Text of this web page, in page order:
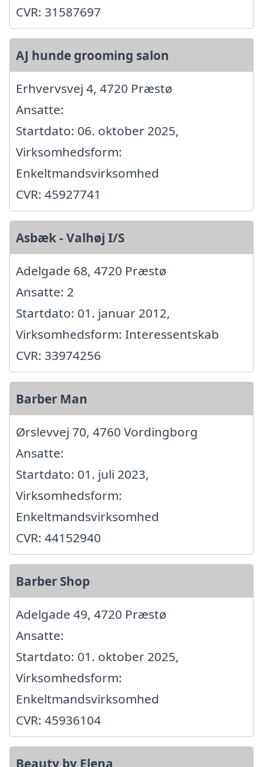
CVR: 31587697
AJ hunde grooming salon
Erhvervsvej 4, 4720 Præstø
Ansatte:
Startdato: 06. oktober 2025,
Virksomhedsform:
Enkeltmandsvirksomhed
CVR: 45927741
Asbæk - Valhøj I/S
Adelgade 68, 4720 Præstø
Ansatte: 2
Startdato: 01. januar 2012,
Virksomhedsform: Interessentskab
CVR: 33974256
Barber Man
Ørslevvej 70, 4760 Vordingborg
Ansatte:
Startdato: 01. juli 2023,
Virksomhedsform:
Enkeltmandsvirksomhed
CVR: 44152940
Barber Shop
Adelgade 49, 4720 Præstø
Ansatte:
Startdato: 01. oktober 2025,
Virksomhedsform:
Enkeltmandsvirksomhed
CVR: 45936104
Beauty by Elena